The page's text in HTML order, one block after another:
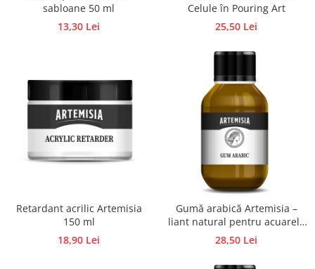
Materiale textile
Saculeti
Design cofetarie
Forme pentru turnat ciocolata
Pictura pe fata si corp
Pluta
sabloane 50 ml
13,30 Lei
Celule în Pouring Art
25,50 Lei
Retardant acrilic Artemisia
150 ml
18,90 Lei
Gumă arabică Artemisia –
liant natural pentru acuarelă
și gouache 100 ml
28,50 Lei